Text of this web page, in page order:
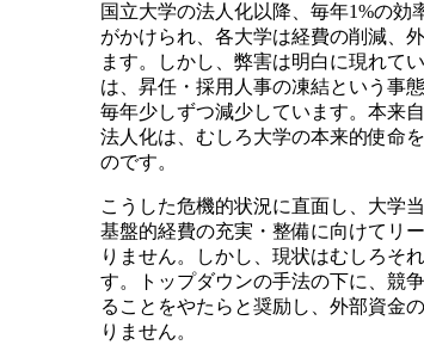
国立大学の法人化以降、毎年1%の効
がかけられ、各大学は経費の削減、
ます。しかし、弊害は明白に現れて
は、昇任・採用人事の凍結という事
毎年少しずつ減少しています。本来
法人化は、むしろ大学の本来的使命
のです。
こうした危機的状況に直面し、大学
基盤的経費の充実・整備に向けてリ
りません。しかし、現状はむしろそ
す。トップダウンの手法の下に、競
ることをやたらと奨励し、外部資金
りません。